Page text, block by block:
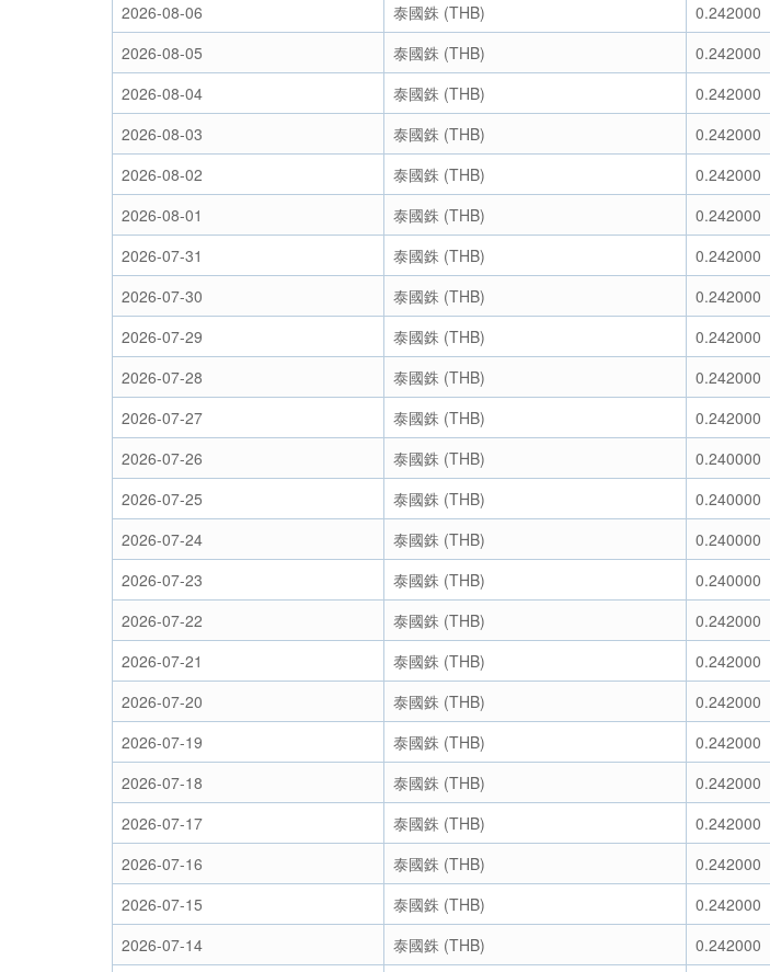
2026-08-06
泰國銖 (THB) 0.242000
2026-08-05
泰國銖 (THB) 0.242000
2026-08-04
泰國銖 (THB) 0.242000
2026-08-03
泰國銖 (THB) 0.242000
2026-08-02
泰國銖 (THB) 0.242000
2026-08-01
泰國銖 (THB) 0.242000
2026-07-31
泰國銖 (THB) 0.242000
2026-07-30
泰國銖 (THB) 0.242000
2026-07-29
泰國銖 (THB) 0.242000
2026-07-28
泰國銖 (THB) 0.242000
2026-07-27
泰國銖 (THB) 0.242000
2026-07-26
泰國銖 (THB) 0.240000
2026-07-25
泰國銖 (THB) 0.240000
2026-07-24
泰國銖 (THB) 0.240000
2026-07-23
泰國銖 (THB) 0.240000
2026-07-22
泰國銖 (THB) 0.242000
2026-07-21
泰國銖 (THB) 0.242000
2026-07-20
泰國銖 (THB) 0.242000
2026-07-19
泰國銖 (THB) 0.242000
2026-07-18
泰國銖 (THB) 0.242000
2026-07-17
泰國銖 (THB) 0.242000
2026-07-16
泰國銖 (THB) 0.242000
2026-07-15
泰國銖 (THB) 0.242000
2026-07-14
泰國銖 (THB) 0.242000